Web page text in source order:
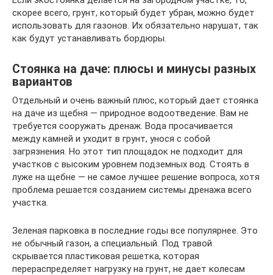
скорее всего, грунт, который будет убран, можно будет
использовать для газонов. Их обязательно нарушат, так
как будут устанавливать бордюры.
Стоянка на даче: плюсы и минусы разных
вариантов
Отдельный и очень важный плюс, который дает стоянка
на даче из щебня — природное водоотведение. Вам не
требуется сооружать дренаж. Вода просачивается
между камней и уходит в грунт, унося с собой
загрязнения. Но этот тип площадок не подходит для
участков с высоким уровнем подземных вод. Стоять в
луже на щебне — не самое лучшее решение вопроса, хотя
проблема решается созданием системы дренажа всего
участка.
Зеленая парковка в последние годы все популярнее. Это
не обычный газон, а специальный. Под травой
скрывается пластиковая решетка, которая
перераспределяет нагрузку на грунт, не дает колесам